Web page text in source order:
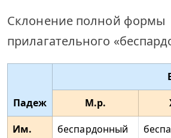
Склонение полной формы
прилагательного
Падеж
М.р.
Им.
беспардонный